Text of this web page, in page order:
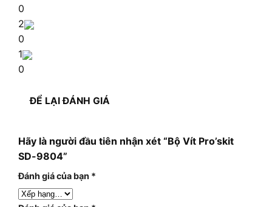
0
2
0
1
0
ĐỂ LẠI ĐÁNH GIÁ
Hãy là người đầu tiên nhận xét “Bộ Vít Pro’skit
SD-9804”
Đánh giá của bạn *